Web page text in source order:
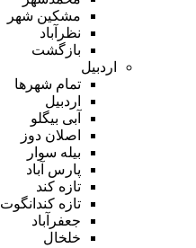
مشکین شهر
نظرآباد
بازگشت
اردبیل
تمام شهر‌ها
اردبیل
آبی بیگلو
اصلان دوز
بیله سوار
پارس آباد
تازه کند
تازه کندانگوت
جعفرآباد
خلخال